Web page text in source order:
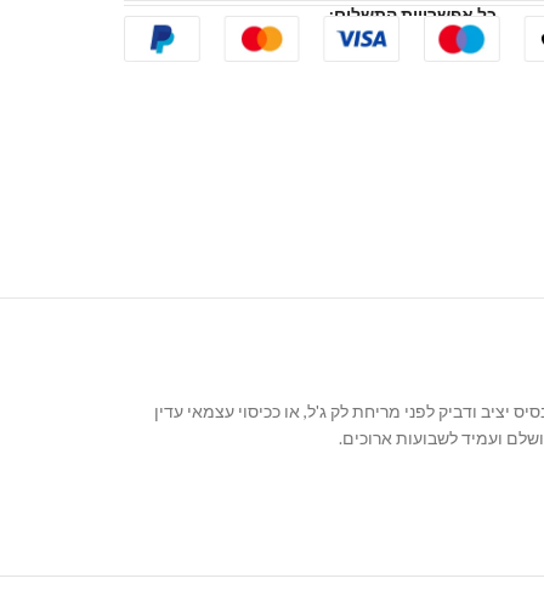
כל אפשרויות התשלום:
יציב ודביק לפני מריחת לק ג'ל, או ככיסוי עצמאי עדין